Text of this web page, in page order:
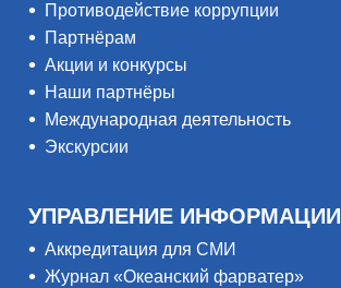
Противодействие коррупции
Партнёрам
Акции и конкурсы
Наши партнёры
Международная деятельность
Экскурсии
УПРАВЛЕНИЕ ИНФОРМАЦИИ
Аккредитация для СМИ
Журнал «Океанский фарватер»